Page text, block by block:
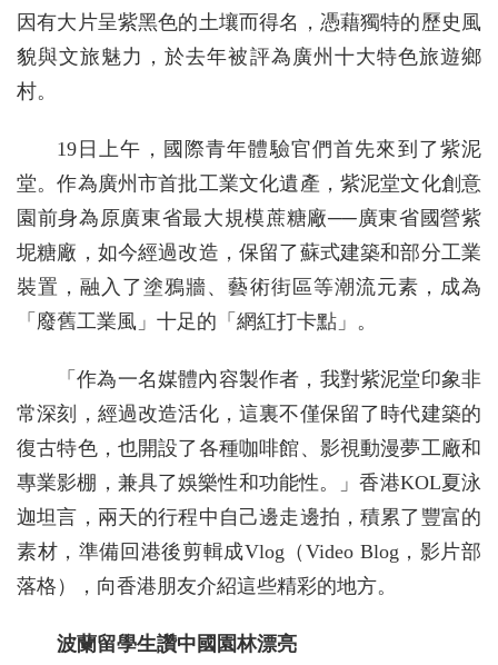
因有大片呈紫黑色的土壤而得名，憑藉獨特的歷史風
貌與文旅魅力，於去年被評為廣州十大特色旅遊鄉
村。
19日上午，國際青年體驗官們首先來到了紫泥
堂。作為廣州市首批工業文化遺產，紫泥堂文化創意
園前身為原廣東省最大規模蔗糖廠──廣東省國營紫
坭糖廠，如今經過改造，保留了蘇式建築和部分工業
裝置，融入了塗鴉牆、藝術街區等潮流元素，成為
「廢舊工業風」十足的「網紅打卡點」。
「作為一名媒體內容製作者，我對紫泥堂印象非
常深刻，經過改造活化，這裏不僅保留了時代建築的
復古特色，也開設了各種咖啡館、影視動漫夢工廠和
專業影棚，兼具了娛樂性和功能性。」香港KOL夏泳
迦坦言，兩天的行程中自己邊走邊拍，積累了豐富的
素材，準備回港後剪輯成Vlog（Video Blog，影片部
落格），向香港朋友介紹這些精彩的地方。
波蘭留學生讚中國園林漂亮